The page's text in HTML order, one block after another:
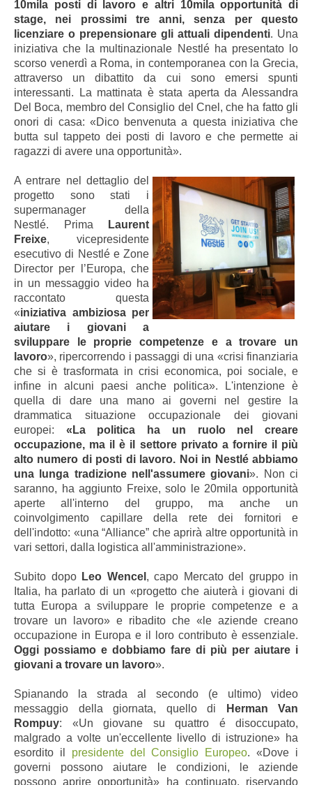
10mila posti di lavoro e altri 10mila opportunità di
stage, nei prossimi tre anni, senza per questo
licenziare o prepensionare gli attuali dipendenti. Una
iniziativa che la multinazionale Nestlé ha presentato lo
scorso venerdì a Roma, in contemporanea con la Grecia,
attraverso un dibattito da cui sono emersi spunti
interessanti. La mattinata è stata aperta da Alessandra
Del Boca, membro del Consiglio del Cnel, che ha fatto gli
onori di casa: «Dico benvenuta a questa iniziativa che
butta sul tappeto dei posti di lavoro e che permette ai
ragazzi di avere una opportunità».
A entrare nel dettaglio del
progetto sono stati i
supermanager della
Nestlé. Prima
Laurent
Freixe, vicepresidente
esecutivo di Nestlé e Zone
Director per l’Europa, che
in un messaggio video ha
raccontato questa
«iniziativa ambiziosa per
aiutare i giovani a
sviluppare le proprie competenze e a trovare un
lavoro», ripercorrendo i passaggi di una «crisi finanziaria
che si è trasformata in crisi economica, poi sociale, e
infine in alcuni paesi anche politica». L'intenzione è
quella di dare una mano ai governi nel gestire la
drammatica situazione occupazionale dei giovani
europei: «La politica ha un ruolo nel creare
occupazione, ma il è il settore privato a fornire il più
alto numero di posti di lavoro. Noi in Nestlé abbiamo
una lunga tradizione nell'assumere giovani». Non ci
saranno, ha aggiunto Freixe, solo le 20mila opportunità
aperte all'interno del gruppo, ma anche un
coinvolgimento capillare della rete dei fornitori e
dell'indotto: «una “Alliance” che aprirà altre opportunità in
vari settori, dalla logistica all'amministrazione».
Subito dopo Leo Wencel , capo Mercato del gruppo in
Italia, ha parlato di un «progetto che aiuterà i giovani di
tutta Europa a sviluppare le proprie competenze e a
trovare un lavoro» e ribadito che «le aziende creano
occupazione in Europa e il loro contributo è essenziale.
Oggi possiamo e dobbiamo fare di più per aiutare i
giovani a trovare un lavoro».
Spianando la strada al secondo (e ultimo) video
messaggio della giornata, quello di
Herman Van
Rompuy: «Un giovane su quattro é disoccupato,
malgrado a volte un'eccellente livello di istruzione» ha
esordito il presidente del Consiglio Europeo. «Dove i
governi possono aiutare le condizioni, le aziende
possono aprire opportunità» ha continuato, riservando